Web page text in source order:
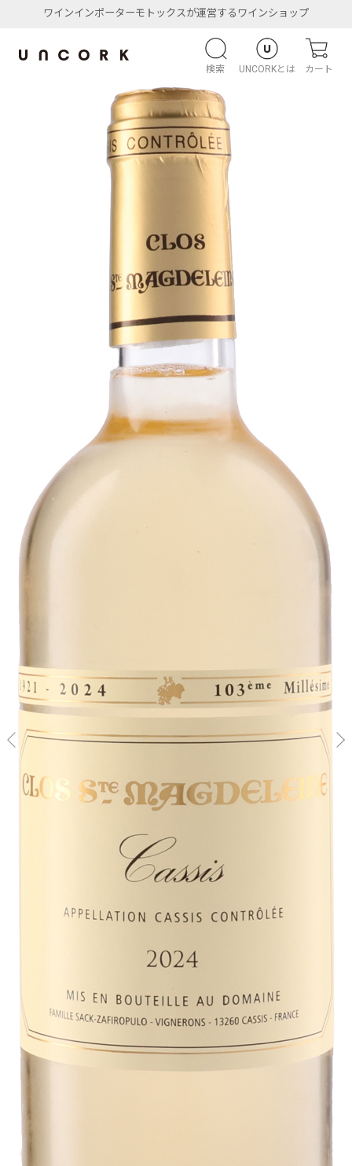
ワインインポーターモトックスが運営するワインショップ
検索 UNCORKとは カート